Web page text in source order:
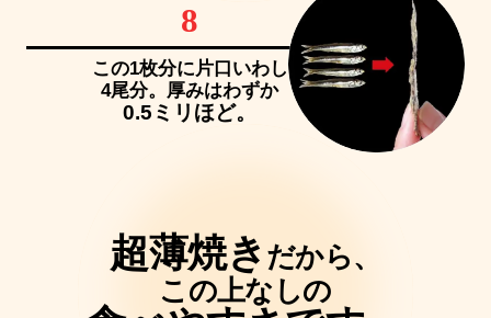
8
この1枚分に片口いわし
4尾分。厚みはわずか
0.5ミリほど。
超薄焼き だから、
この上なしの